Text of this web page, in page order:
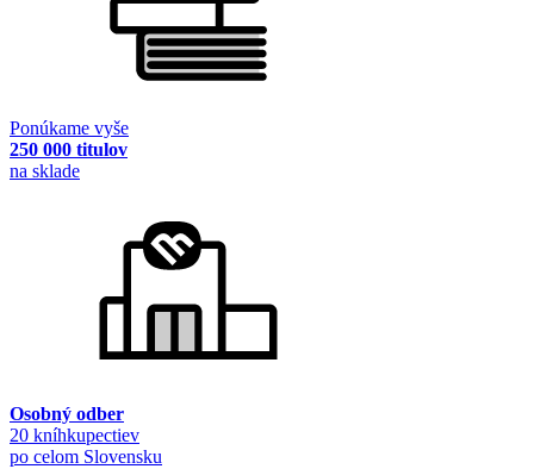
Ponúkame vyše
250 000 titulov
na sklade
Osobný odber
20 kníhkupectiev
po celom Slovensku